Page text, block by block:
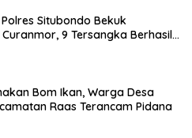
Situbondo Bekuk
9 Tersangka Berhasil
Bom Ikan, Warga Desa
Raas Terancam Pidana